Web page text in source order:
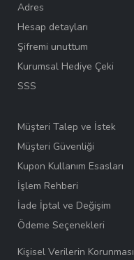
Adres
Hesap detayları
Şifremi unuttum
Kurumsal Hediye Çeki
SSS
Müşteri Talep ve İstek
Müşteri Güvenliği
Kupon Kullanım Esasları
İşlem Rehberi
İade İptal ve Değişim
Ödeme Seçenekleri
Kişisel Verilerin Korunması